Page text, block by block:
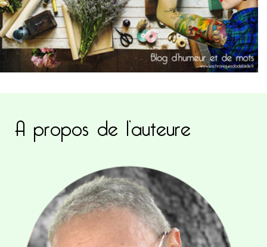
A propos de l’auteure